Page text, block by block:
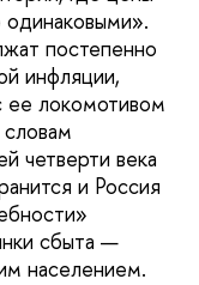
постепенно
инфляции,
ее локомотивом
четверти века
и Россия
сбыта —
населением.